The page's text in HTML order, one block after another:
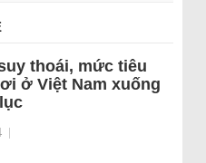
thoái, mức tiêu
ở Việt Nam xuống
|